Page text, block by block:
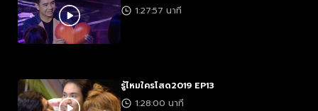
1:27:57 นาที
รู้ไหมใครโสด2019 EP13
1:28:00 นาที